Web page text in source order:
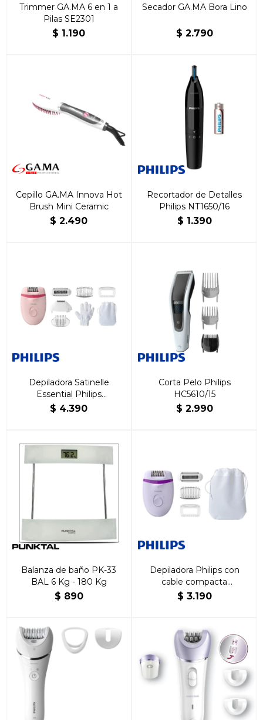
Trimmer GA.MA 6 en 1 a
Pilas SE2301
$ 1.190
Secador GA.MA Bora Lino
$ 2.790
Cepillo GA.MA Innova Hot
Brush Mini Ceramic
$ 2.490
Recortador de Detalles
Philips NT1650/16
$ 1.390
Depiladora Satinelle
Essential Philips
BRE285/00
$ 4.390
Corta Pelo Philips
HC5610/15
$ 2.990
Balanza de baño PK-33
BAL 6 Kg - 180 Kg
$ 890
Depiladora Philips con
cable compacta
BRE275/10
$ 3.190